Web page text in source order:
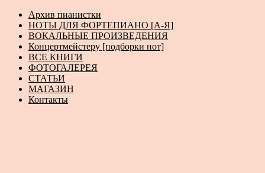
Архив пианистки
НОТЫ ДЛЯ ФОРТЕПИАНО [А-Я]
ВОКАЛЬНЫЕ ПРОИЗВЕДЕНИЯ
Концертмейстеру [подборки нот]
ВСЕ КНИГИ
ФОТОГАЛЕРЕЯ
СТАТЬИ
МАГАЗИН
Контакты